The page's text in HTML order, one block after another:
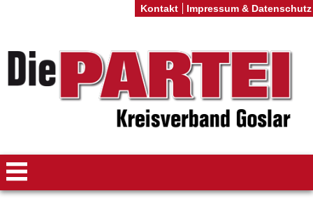
Kontakt Impressum & Datenschutz